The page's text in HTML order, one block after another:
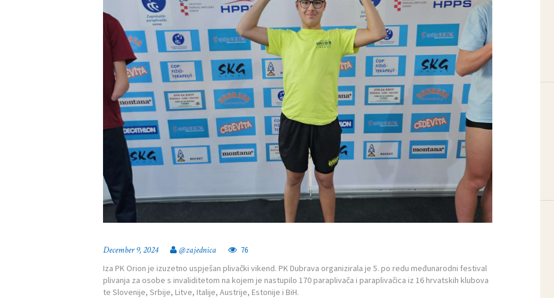
December 9, 2024 @zajednica 76
Iza PK Orion je izuzetno uspješan plivački vikend. PK Dubrava organizirala je 5. po redu međunarodni festival
plivanja za osobe s invaliditetom na kojem je nastupilo 170 paraplivača i paraplivačica iz 16 hrvatskih klubova
te Slovenije, Srbije, Litve, Italije, Austrije, Estonije i BiH.